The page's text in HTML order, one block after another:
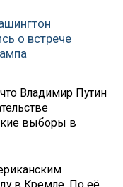
о встрече
Владимир Путин
выборы в
в Кремле. По её